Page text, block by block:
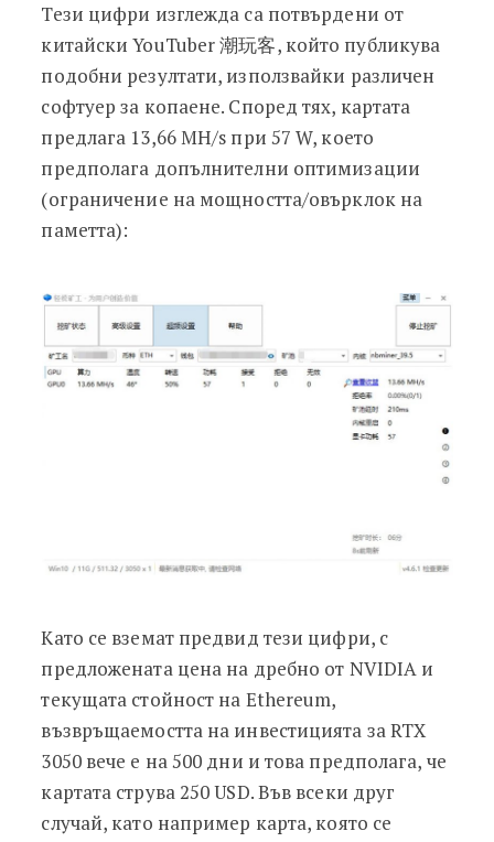
Тези цифри изглежда са потвърдени от
китайски YouTuber 潮玩客, който публикува
подобни резултати, използвайки различен
софтуер за копаене. Според тях, картата
предлага 13,66 MH/s при 57 W, което
предполага допълнителни оптимизации
(ограничение на мощността/овърклок на
паметта):
Като се вземат предвид тези цифри, с
предложената цена на дребно от NVIDIA и
текущата стойност на Ethereum,
възвръщаемостта на инвестицията за RTX
3050 вече е на 500 дни и това предполага, че
картата струва 250 USD. Във всеки друг
случай, като например карта, която се